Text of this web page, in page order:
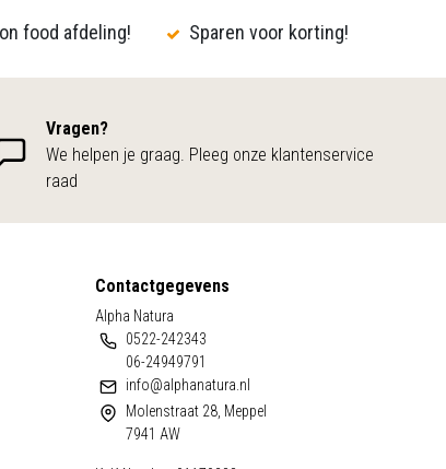
food afdeling! Sparen voor korting!
Vragen?
We helpen je graag. Pleeg onze klantenservice
raad
Contactgegevens
Alpha Natura
0522-242343
06-24949791
info@alphanatura.nl
Molenstraat 28, Meppel
7941 AW